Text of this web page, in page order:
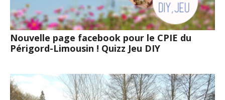
Nouvelle page facebook pour le CPIE du
Périgord-Limousin ! Quizz Jeu DIY